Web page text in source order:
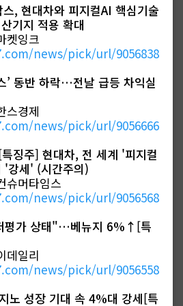
, 현대차와 피지컬AI 핵심기술
기지 적용 확대
켓잉크
news/pick/url/9056838
’ 동반 하락…전날 급등 차익실
스경제
news/pick/url/9056666
징주] 현대차, 전 세계 '피지컬
'강세' (시간주의)
슈머타임스
news/pick/url/9056568
평가 상태"…베뉴지 6%↑[특
데일리
news/pick/url/9056558
노 성장 기대 속 4%대 강세[특